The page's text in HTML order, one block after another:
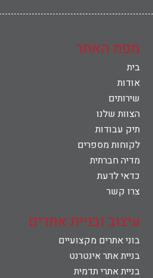
מפת האתר
בית
אודות
שירותים
הצוות שלנו
תיק עבודות
לקוחות מספרים
מדיה חברתית
כדאי לדעת
צרו קשר
עיצוב ובניית אתרים
בוני אתרים מקצועיים
בניית אתר אינטרנט
בניית אתרי תדמית